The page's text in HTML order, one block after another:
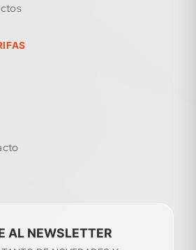
AL NEWSLETTER